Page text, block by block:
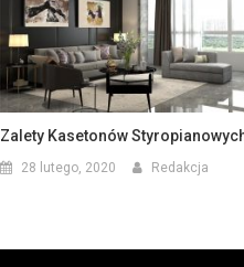
Zalety Kasetonów
28 lutego, 2020 Redakcja